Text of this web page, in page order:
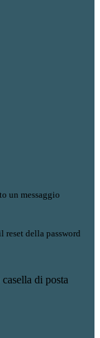
un messaggio
reset della password
di posta